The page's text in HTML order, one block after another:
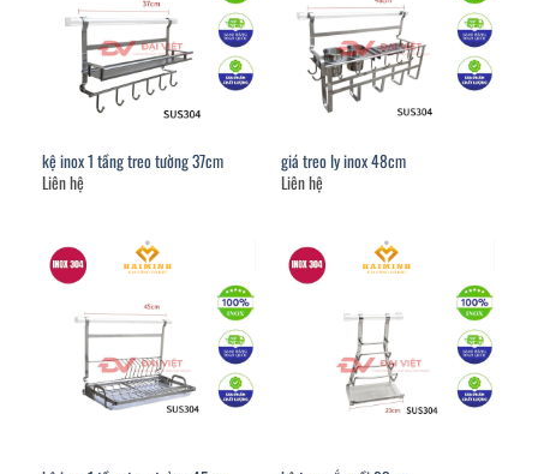
kệ inox 1 tầng treo tường 37cm
Liên hệ
giá treo ly inox 48cm
Liên hệ